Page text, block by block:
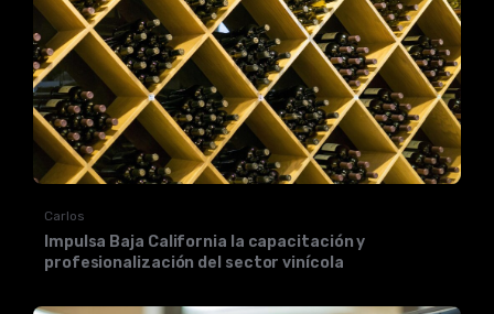
Carlos
Impulsa Baja California la capacitación y
profesionalización del sector vinícola